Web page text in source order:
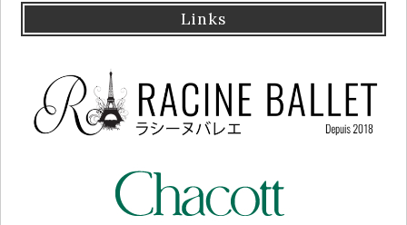
Links